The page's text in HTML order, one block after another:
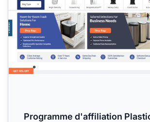
Programme d'affiliation